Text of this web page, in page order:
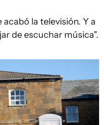
acabó la televisión. Y a
de escuchar música".